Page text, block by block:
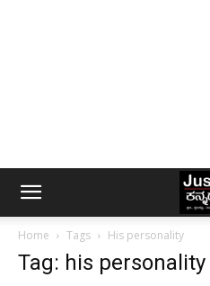
Home Tags His personality
Tag: his personality